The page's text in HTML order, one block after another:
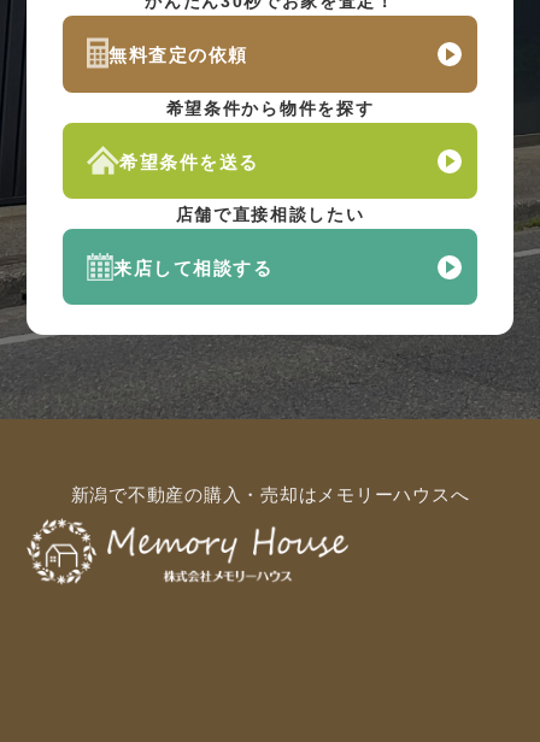
無料査定の依頼
希望条件から物件を探す
希望条件を送る
店舗で直接相談したい
来店して相談する
新潟で不動産の購入・売却はメモリーハウスへ